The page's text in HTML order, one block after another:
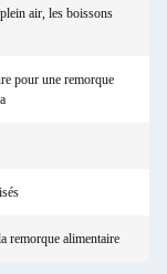
air, les boissons
pour une remorque
remorque alimentaire